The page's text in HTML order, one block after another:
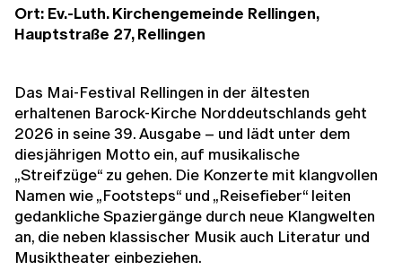
Ort: Ev.-Luth. Kirchengemeinde Rellingen,
Hauptstraße 27, Rellingen
Das Mai-Festival Rellingen in der ältesten
erhaltenen Barock-Kirche Norddeutschlands geht
2026 in seine 39. Ausgabe – und lädt unter dem
diesjährigen Motto ein, auf musikalische
„Streifzüge“ zu gehen. Die Konzerte mit klangvollen
Namen wie „Footsteps“ und „Reisefieber“ leiten
gedankliche Spaziergänge durch neue Klangwelten
an, die neben klassischer Musik auch Literatur und
Musiktheater einbeziehen.